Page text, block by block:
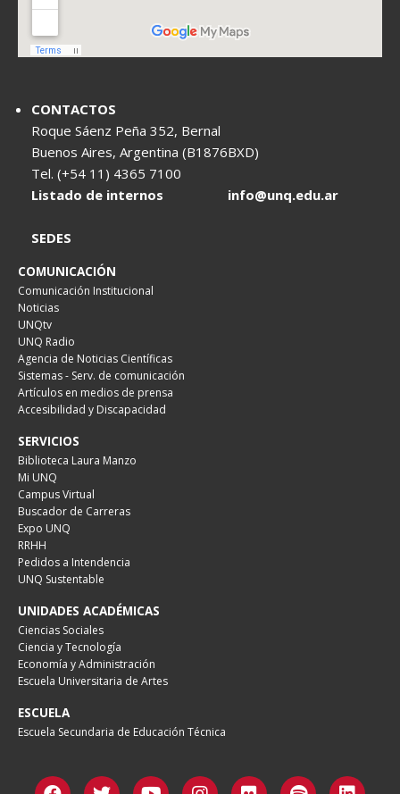
CONTACTOS
Roque Sáenz Peña 352, Bernal
Buenos Aires, Argentina (B1876BXD)
Tel. (+54 11) 4365 7100
Listado de internos
info@unq.edu.ar
SEDES
COMUNICACIÓN
Comunicación Institucional
Noticias
UNQtv
UNQ Radio
Agencia de Noticias Científicas
Sistemas - Serv. de comunicación
Artículos en medios de prensa
Accesibilidad y Discapacidad
SERVICIOS
Biblioteca Laura Manzo
Mi UNQ
Campus Virtual
Buscador de Carreras
Expo UNQ
RRHH
Pedidos a Intendencia
UNQ Sustentable
UNIDADES ACADÉMICAS
Ciencias Sociales
Ciencia y Tecnología
Economía y Administración
Escuela Universitaria de Artes
ESCUELA
Escuela Secundaria de Educación Técnica